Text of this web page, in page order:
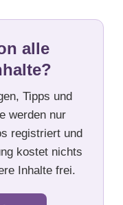
alle
Tipps und
werden nur
registriert und
kostet nichts
Inhalte frei.